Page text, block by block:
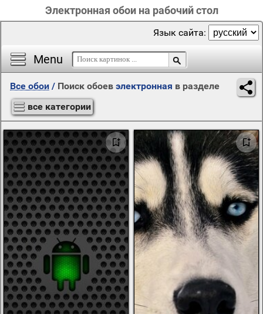
Электронная обои на рабочий стол
Menu
Язык сайта:
Все обои / Поиск обоев электронная в разделе
все категории